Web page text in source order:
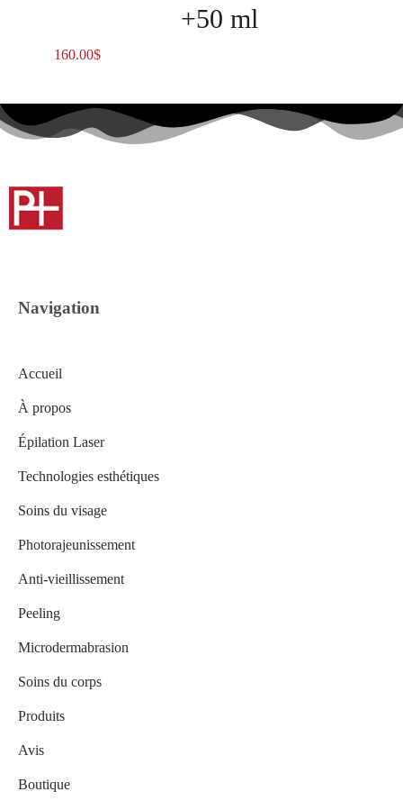
+50 ml
160.00$
Navigation
Accueil
À propos
Épilation Laser
Technologies esthétiques
Soins du visage
Photorajeunissement
Anti-vieillissement
Peeling
Microdermabrasion
Soins du corps
Produits
Avis
Boutique